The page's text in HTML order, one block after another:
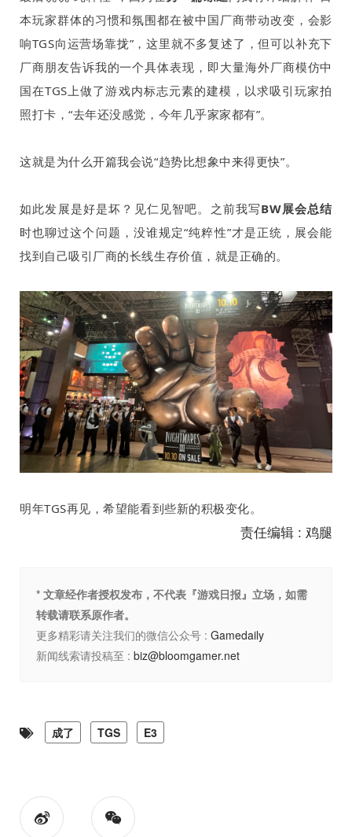
本玩家群体的习惯和氛围都在被中国厂商带动改变，会影
响TGS向运营场靠拢”，这里就不多复述了，但可以补充下
厂商朋友告诉我的一个具体表现，即大量海外厂商模仿中
国在TGS上做了游戏内标志元素的建模，以求吸引玩家拍
照打卡，“去年还没感觉，今年几乎家家都有”。
这就是为什么开篇我会说“趋势比想象中来得更快”。
如此发展是好是坏？见仁见智吧。之前我写BW展会总结
时也聊过这个问题，没谁规定“纯粹性”才是正统，展会能
找到自己吸引厂商的长线生存价值，就是正确的。
明年TGS再见，希望能看到些新的积极变化。
责任编辑 : 鸡腿
* 文章经作者授权发布，不代表『游戏日报』立场，如需
转载请联系原作者。
更多精彩请关注我们的微信公众号 : Gamedaily
新闻线索请投稿至 : biz@bloomgamer.net
成了 TGS E3